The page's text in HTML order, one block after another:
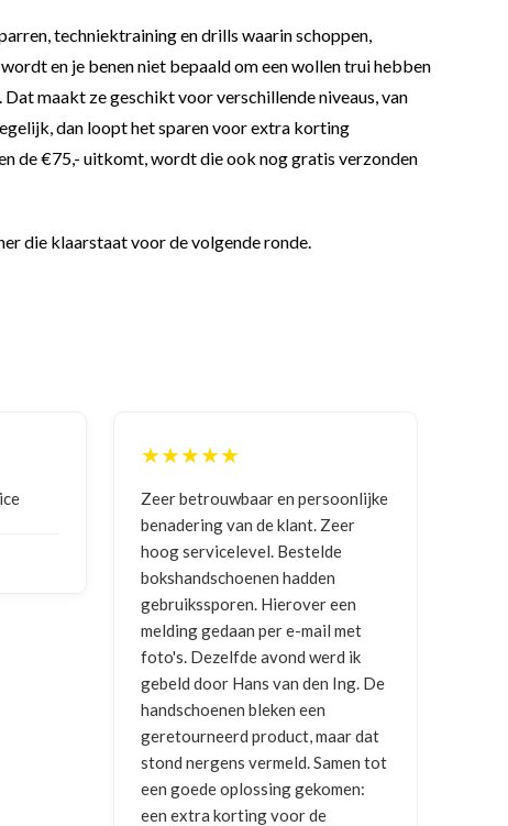
techniektraining en drills waarin schoppen,
en je benen niet bepaald om een wollen trui hebben
maakt ze geschikt voor verschillende niveaus, van
dan loopt het sparen voor extra korting
de €75,- uitkomt, wordt die ook nog gratis verzonden
die klaarstaat voor de volgende ronde.
en persoonlijke
Bestelde
vermeld. Samen tot
★★★★★
Goede communicatie, artikel goed
ontvangen
NICO VERMUNICHT
2026